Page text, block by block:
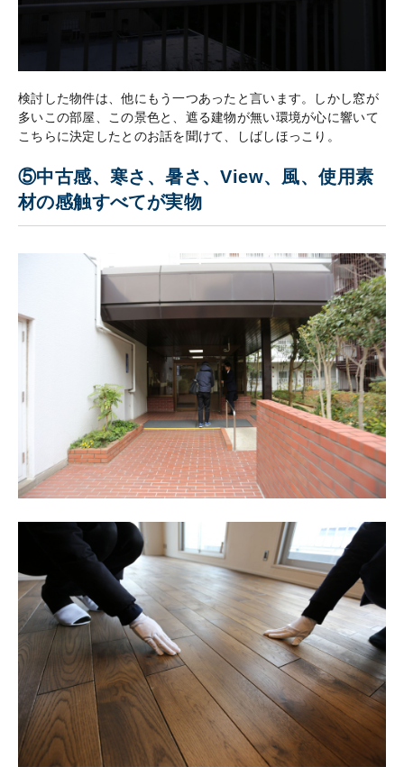
検討した物件は、他にもう一つあったと言います。しかし窓が
多いこの部屋、この景色と、遮る建物が無い環境が心に響いて
こちらに決定したとのお話を聞けて、しばしほっこり。
⑤中古感、寒さ、暑さ、View、風、使用素
材の感触すべてが実物